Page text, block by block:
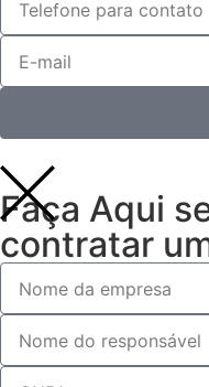
Faça Aqui
contratar